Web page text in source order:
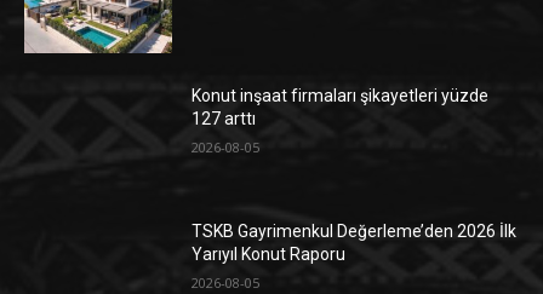
Konut inşaat firmaları şikayetleri yüzde
127 arttı
2026-08-05
TSKB Gayrimenkul Değerleme’den 2026 İlk
Yarıyıl Konut Raporu
2026-08-05